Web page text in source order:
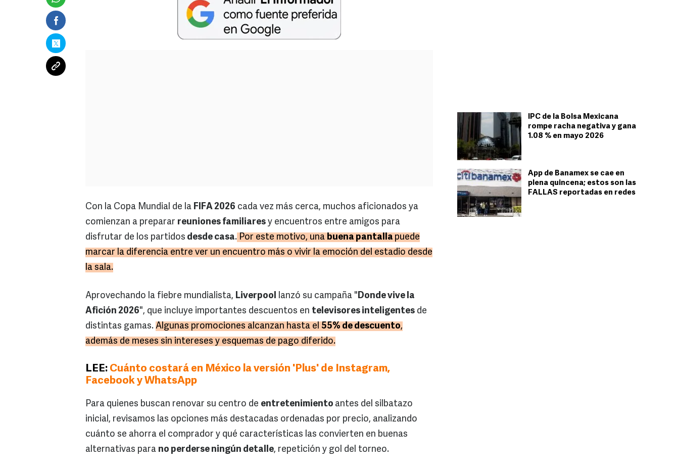
IPC de la Bolsa Mexicana
rompe racha negativa y gana
1.08 % en mayo 2026
App de Banamex se cae en
plena quincena; estos son las
FALLAS reportadas en redes
Con la Copa Mundial de la FIFA 2026 cada vez más cerca, muchos aficionados ya
comienzan a preparar reuniones familiares y encuentros entre amigos para
disfrutar de los partidos desde casa. Por este motivo, una buena pantalla puede
marcar la diferencia entre ver un encuentro más o vivir la emoción del estadio desde
la sala.
Aprovechando la fiebre mundialista, Liverpool lanzó su campaña "Donde vive la
Afición 2026", que incluye importantes descuentos en televisores inteligentes de
distintas gamas. Algunas promociones alcanzan hasta el 55% de descuento,
además de meses sin intereses y esquemas de pago diferido.
LEE: Cuánto costará en México la versión 'Plus' de Instagram,
Facebook y WhatsApp
Para quienes buscan renovar su centro de entretenimiento antes del silbatazo
inicial, revisamos las opciones más destacadas ordenadas por precio, analizando
cuánto se ahorra el comprador y qué características las convierten en buenas
alternativas para no perderse ningún detalle, repetición y gol del torneo.